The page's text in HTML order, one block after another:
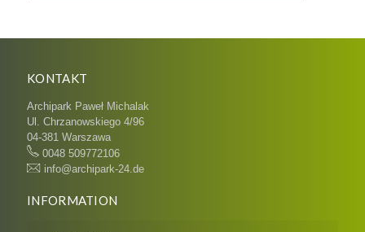
KONTAKT
Archipark Paweł Michalak
Ul. Chrzanowskiego 4/96
04-381 Warszawa
0048 509772106
info@archipark-24.de
INFORMATION